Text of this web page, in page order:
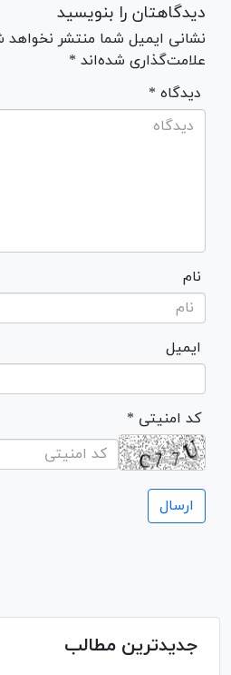
دیدگاهتان را بنویسید
نشانی ایمیل شما منتشر
علامت‌گذاری شده‌اند *
* دیدگاه
نام
ایمیل
* کد امنیتی
جدیدترین مطالب